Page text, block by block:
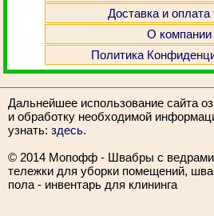
Доставка и оплата
О компании
Политика
Дальнейшее использование сайта
и обработку необходимой
узнать: здесь.
© 2014 Мопофф - Швабры с ведрами
тележки для уборки помещений,
пола - инвентарь для клининга